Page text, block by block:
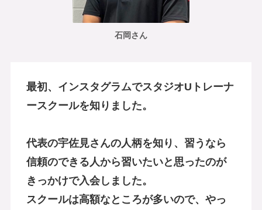
石岡さん
最初、インスタグラムでスタジオUトレーナ
ースクールを知りました。
代表の宇佐見さんの人柄を知り、習うなら
信頼のできる人から習いたいと思ったのが
きっかけで入会しました。
スクールは高額なところが多いので、やっ